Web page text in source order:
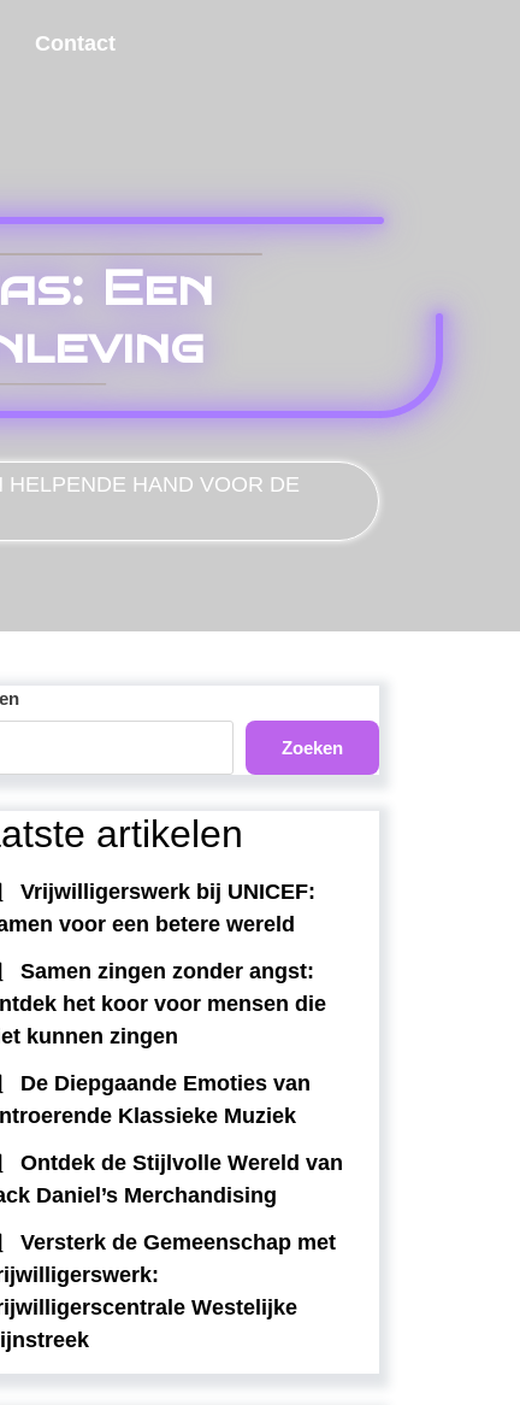
Contact
Een
HAND VOOR DE
Zoeken
artikelen
Vrijwilligerswerk bij UNICEF:
voor een betere wereld
Samen zingen zonder angst:
het koor voor mensen die
kunnen zingen
De Diepgaande Emoties van
Klassieke Muziek
Ontdek de Stijlvolle Wereld van
Daniel’s Merchandising
Versterk de Gemeenschap met
Westelijke